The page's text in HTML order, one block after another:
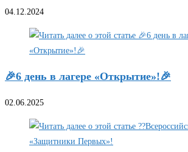
04.12.2024
🎉6 день в лагере «Открытие»!🎉
02.06.2025